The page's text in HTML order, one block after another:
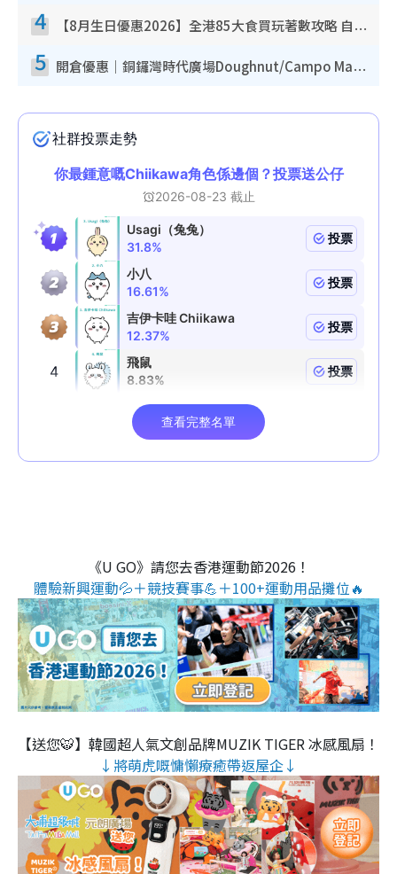
4 【8月生日優惠2026】全港85大食買玩著數攻略 自助餐/火鍋放題同行免費＋誠品/DONKI送現金券
5 開倉優惠｜銅鑼灣時代廣場Doughnut/Campo Marzio開倉低至1折！背囊、書包、手袋劈價$200起
《U GO》請您去香港運動節2026！
體驗新興運動💦＋競技賽事💪＋100+運動用品攤位🔥
【送您🐯】韓國超人氣文創品牌MUZIK TIGER 冰感風扇！
↓將萌虎嘅慵懶療癒帶返屋企↓